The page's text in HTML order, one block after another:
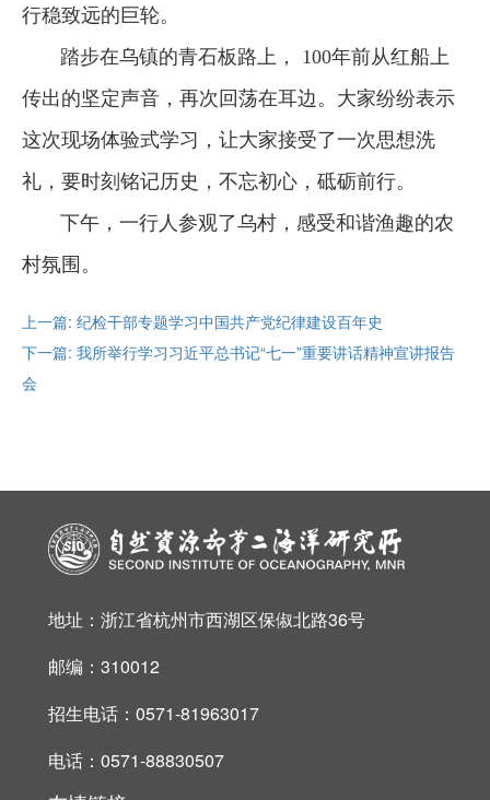
行稳致远的巨轮。
踏步在乌镇的青石板路上， 100年前从红船上
传出的坚定声音，再次回荡在耳边。大家纷纷表示
这次现场体验式学习，让大家接受了一次思想洗
礼，要时刻铭记历史，不忘初心，砥砺前行。
下午，一行人参观了乌村，感受和谐渔趣的农
村氛围。
上一篇: 纪检干部专题学习中国共产党纪律建设百年史
下一篇: 我所举行学习习近平总书记“七一”重要讲话精神宣讲报告
会
地址：浙江省杭州市西湖区保俶北路36号
邮编：310012
招生电话：0571-81963017
电话：0571-88830507